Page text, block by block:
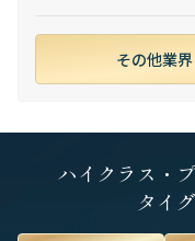
その他業
ハイクラス・
タイ